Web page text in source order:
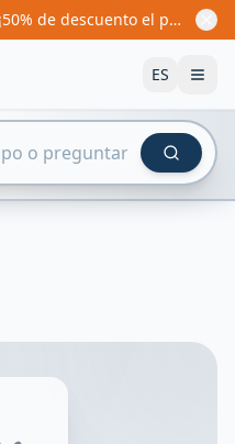
Nuevo: Perfil de Proveedor — ¡50% de descuento el primer año! Desde 60€/año
ES